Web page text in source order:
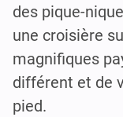
des pique-
une croisière
magnifiques
différent et de
pied.